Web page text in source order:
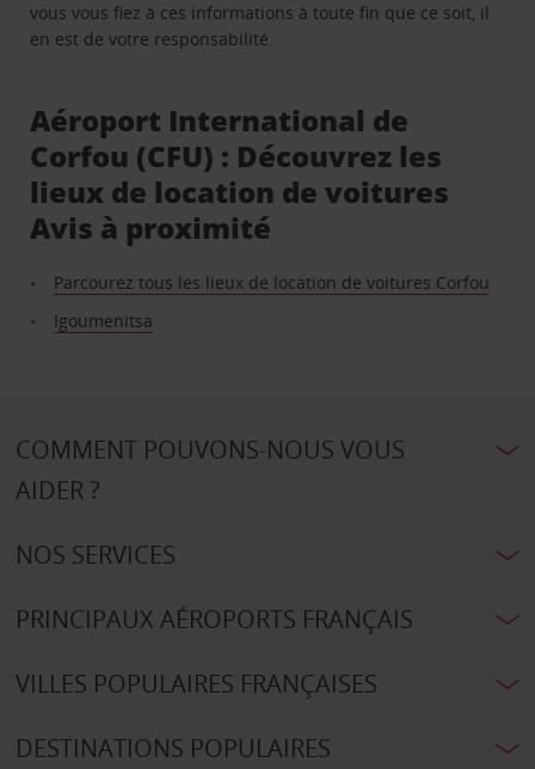
vous vous fiez à ces informations à toute fin que ce soit, il
en est de votre responsabilité.
Aéroport International de
Corfou (CFU) : Découvrez les
lieux de location de voitures
Avis à proximité
Parcourez tous les lieux de location de voitures Corfou
Igoumenitsa
COMMENT POUVONS-NOUS VOUS
AIDER ?
NOS SERVICES
PRINCIPAUX AÉROPORTS FRANÇAIS
VILLES POPULAIRES FRANÇAISES
DESTINATIONS POPULAIRES